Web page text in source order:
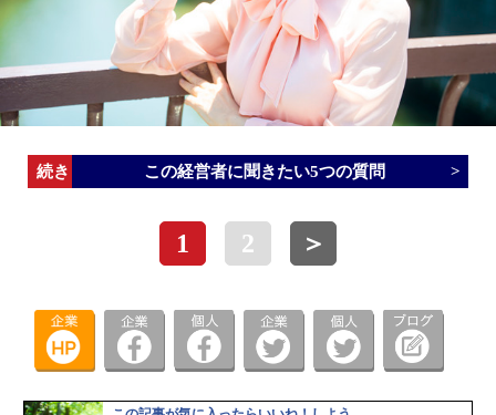
この経営者に聞きたい5つの質問
1 2 ＞